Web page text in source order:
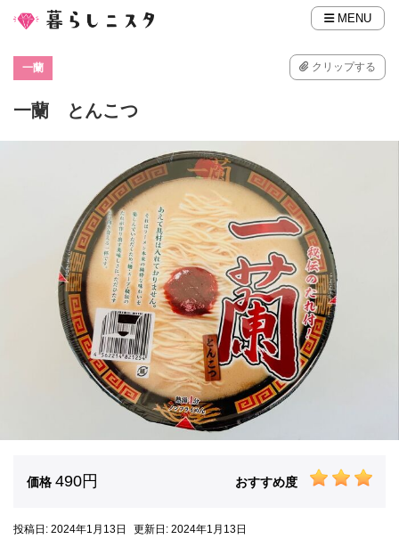
MENU
一蘭 クリップする
一蘭 とんこつ
価格 490円 おすすめ度
投稿日: 2024年1月13日
更新日: 2024年1月13日